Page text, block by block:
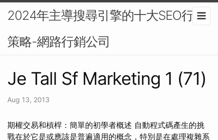
2024年主導搜尋引擎的十大SEO行銷
策略-網路行銷公司
Je Tall Sf Marketing 1 (71)
Aug 13, 2013
期權交易和槓桿：簡單的初學者概述 自動程式碼產生的挑
戰在於它是或應該是普遍適用的概念，特別是在處理複雜系